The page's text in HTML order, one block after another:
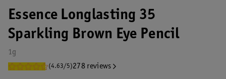
Essence Longlasting 35
Sparkling Brown Eye Pencil
1g
(4.63/5)278 reviews